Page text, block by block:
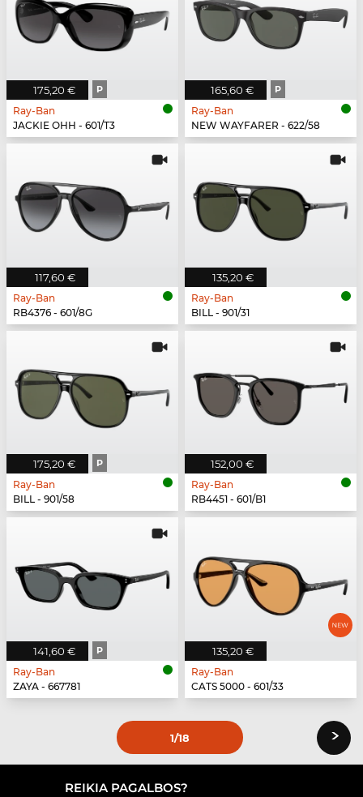
175,20 € P
Ray-Ban
JACKIE OHH - 601/T3
165,60 € P
Ray-Ban
NEW WAYFARER - 622/58
117,60 €
Ray-Ban
RB4376 - 601/8G
135,20 €
Ray-Ban
BILL - 901/31
175,20 € P
Ray-Ban
BILL - 901/58
152,00 €
Ray-Ban
RB4451 - 601/B1
141,60 € P
Ray-Ban
ZAYA - 667781
135,20 €
Ray-Ban
CATS 5000 - 601/33
1/18 ›
REIKIA PAGALBOS?